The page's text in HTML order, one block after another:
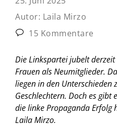
Autor: Laila Mirzo
15 Kommentare
Die Linkspartei jubelt
Frauen als Neumitglieder.
liegen in den Unterschieden
Geschlechtern. Doch es gibt
die linke Propaganda Erfolg
Laila Mirzo.